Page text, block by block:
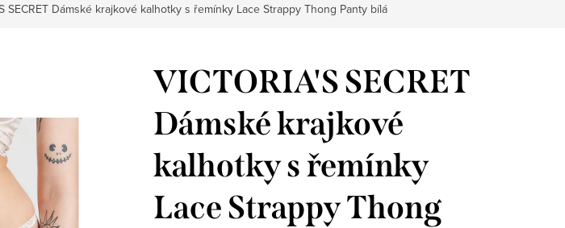
SECRET Dámské krajkové kalhotky s řemínky Lace Strappy Thong Panty bílá
VICTORIA'S SECRET
Dámské krajkové
kalhotky s řemínky
Lace Strappy Thong